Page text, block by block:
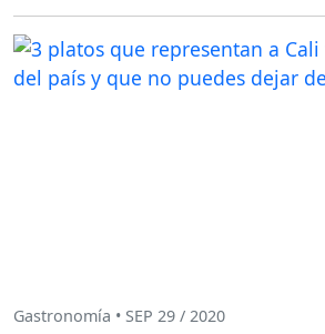
Gastronomía • SEP 29 / 2020